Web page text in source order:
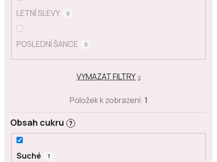
LETNÍ SLEVY 0
POSLEDNÍ ŠANCE 0
Obsah cukru ?
Suché 1
VYMAZAT FILTRY
Položek k zobrazení: 1